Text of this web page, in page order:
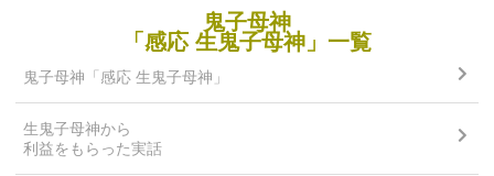
鬼子母神
「感応 生鬼子母神」一覧
鬼子母神「感応 生鬼子母神」
生鬼子母神から
利益をもらった実話